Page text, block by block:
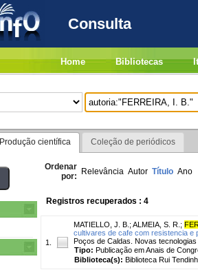
Consulta
Home Bibliotecas
Produção científica Coleção de periódicos
Ordenar
por: Relevância Autor Título Ano
Registros recuperados : 4
1.
MATIELLO, J. B. ; ALMEIA, S. R. ;
cultivares de cafe com resistencia e
Poços de Caldas. Novas
Tipo: Publicação em Anais de
Biblioteca(s): Biblioteca Rui